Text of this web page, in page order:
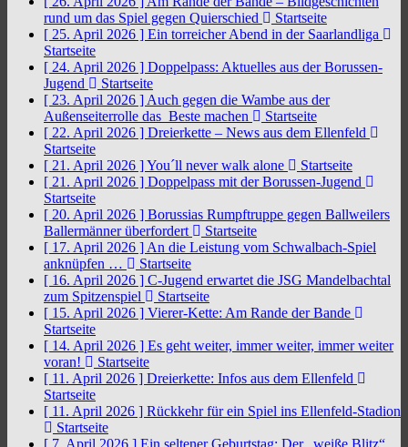
rund um das Spiel gegen Quierschied
Startseite
[ 25. April 2026 ] Ein torreicher Abend in der Saarlandliga
Startseite
[ 24. April 2026 ] Doppelpass: Aktuelles aus der Borussen-
Jugend
Startseite
[ 23. April 2026 ] Auch gegen die Wambe aus der
Außenseiterrolle das Beste machen
Startseite
[ 22. April 2026 ] Dreierkette – News aus dem Ellenfeld
Startseite
[ 21. April 2026 ]You´ll never walk alone
Startseite
[ 21. April 2026 ] Doppelpass mit der Borussen-Jugend
Startseite
[ 20. April 2026 ] Borussias Rumpftruppe gegen Ballweilers
Ballermänner überfordert
Startseite
[ 17. April 2026 ] An die Leistung vom Schwalbach-Spiel
anknüpfen …
Startseite
[ 16. April 2026 ] C-Jugend erwartet die JSG Mandelbachtal
zum Spitzenspiel
Startseite
[ 15. April 2026 ] Vierer-Kette: Am Rande der Bande
Startseite
[ 14. April 2026 ] Es geht weiter, immer weiter, immer weiter
voran!
Startseite
[ 11. April 2026 ] Dreierkette: Infos aus dem Ellenfeld
Startseite
[ 11. April 2026 ] Rückkehr für ein Spiel ins Ellenfeld-Stadion
Startseite
[ 7. April 2026 ] Ein seltener Geburtstag: Der „weiße Blitz“